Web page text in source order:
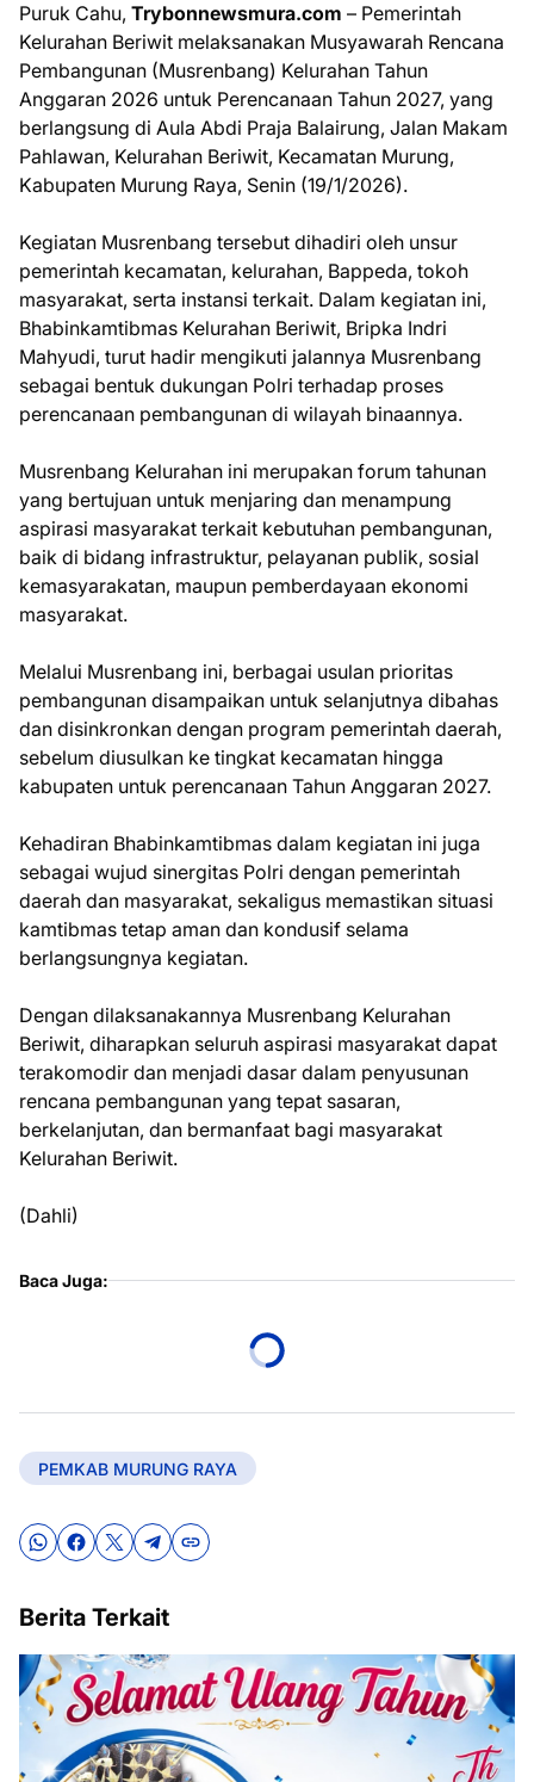
Puruk Cahu, Trybonnewsmura.com – Pemerintah
Kelurahan Beriwit melaksanakan Musyawarah Rencana
Pembangunan (Musrenbang) Kelurahan Tahun
Anggaran 2026 untuk Perencanaan Tahun 2027, yang
berlangsung di Aula Abdi Praja Balairung, Jalan Makam
Pahlawan, Kelurahan Beriwit, Kecamatan Murung,
Kabupaten Murung Raya, Senin (19/1/2026).
Kegiatan Musrenbang tersebut dihadiri oleh unsur
pemerintah kecamatan, kelurahan, Bappeda, tokoh
masyarakat, serta instansi terkait. Dalam kegiatan ini,
Bhabinkamtibmas Kelurahan Beriwit, Bripka Indri
Mahyudi, turut hadir mengikuti jalannya Musrenbang
sebagai bentuk dukungan Polri terhadap proses
perencanaan pembangunan di wilayah binaannya.
Musrenbang Kelurahan ini merupakan forum tahunan
yang bertujuan untuk menjaring dan menampung
aspirasi masyarakat terkait kebutuhan pembangunan,
baik di bidang infrastruktur, pelayanan publik, sosial
kemasyarakatan, maupun pemberdayaan ekonomi
masyarakat.
Melalui Musrenbang ini, berbagai usulan prioritas
pembangunan disampaikan untuk selanjutnya dibahas
dan disinkronkan dengan program pemerintah daerah,
sebelum diusulkan ke tingkat kecamatan hingga
kabupaten untuk perencanaan Tahun Anggaran 2027.
Kehadiran Bhabinkamtibmas dalam kegiatan ini juga
sebagai wujud sinergitas Polri dengan pemerintah
daerah dan masyarakat, sekaligus memastikan situasi
kamtibmas tetap aman dan kondusif selama
berlangsungnya kegiatan.
Dengan dilaksanakannya Musrenbang Kelurahan
Beriwit, diharapkan seluruh aspirasi masyarakat dapat
terakomodir dan menjadi dasar dalam penyusunan
rencana pembangunan yang tepat sasaran,
berkelanjutan, dan bermanfaat bagi masyarakat
Kelurahan Beriwit.
(Dahli)
Baca Juga:
PEMKAB MURUNG RAYA
Berita Terkait